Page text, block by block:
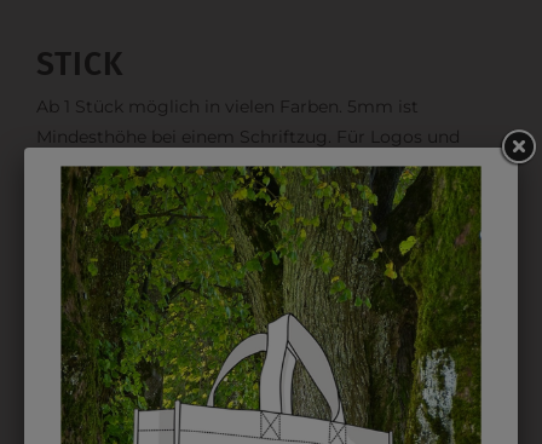
STICK
Ab 1 Stück möglich in vielen Farben. 5mm ist
Mindesthöhe bei einem Schriftzug. Für Logos und
Namen optimal. Waschbar bis zu 95°C.
EMBLEM
Kann gestickt oder bedruckt werden. Sehr vielseitig
einsetzbar und beim Sticken wieder ab 1 Stück
möglich.
DRUCK